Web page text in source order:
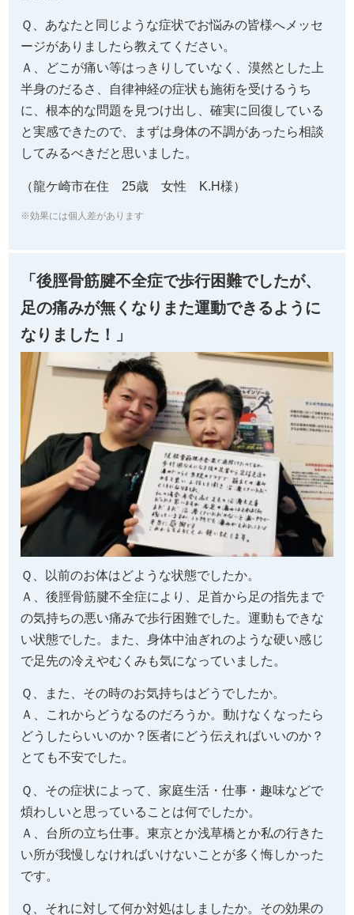
Ｑ、あなたと同じような症状でお悩みの皆様へメッセ
ージがありましたら教えてください。
Ａ、どこが痛い等はっきりしていなく、漠然とした上
半身のだるさ、自律神経の症状も施術を受けるうち
に、根本的な問題を見つけ出し、確実に回復している
と実感できたので、まずは身体の不調があったら相談
してみるべきだと思いました。
（龍ケ崎市在住 25歳 女性 K.H様）
※効果には個人差があります
「後脛骨筋腱不全症で歩行困難でしたが、
足の痛みが無くなりまた運動できるように
なりました！」
Ｑ、以前のお体はどような状態でしたか。
Ａ、後脛骨筋腱不全症により、足首から足の指先まで
の気持ちの悪い痛みで歩行困難でした。運動もできな
い状態でした。また、身体中油ぎれのような硬い感じ
で足先の冷えやむくみも気になっていました。
Ｑ、また、その時のお気持ちはどうでしたか。
Ａ、これからどうなるのだろうか。動けなくなったら
どうしたらいいのか？医者にどう伝えればいいのか？
とても不安でした。
Ｑ、その症状によって、家庭生活・仕事・趣味などで
煩わしいと思っていることは何でしたか。
Ａ、台所の立ち仕事。東京とか浅草橋とか私の行きた
い所が我慢しなければいけないことが多く悔しかった
です。
Ｑ、それに対して何か対処はしましたか。その効果の